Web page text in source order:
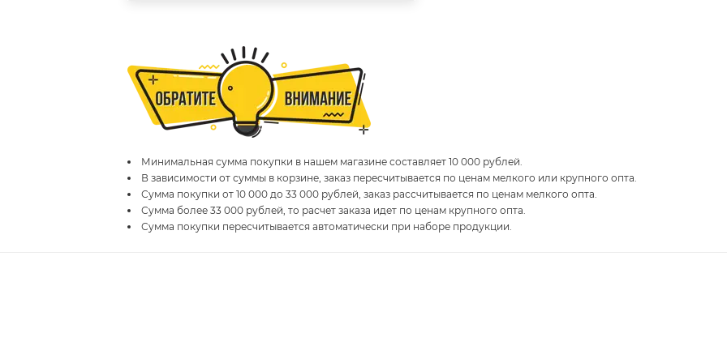
Минимальная сумма покупки в нашем магазине составляет 10 000 рублей.
В зависимости от суммы в корзине, заказ пересчитывается по ценам мелкого или крупного опта.
Сумма покупки от 10 000 до 33 000 рублей, заказ рассчитывается по ценам мелкого опта.
Сумма более 33 000 рублей, то расчет заказа идет по ценам крупного опта.
Сумма покупки пересчитывается автоматически при наборе продукции.